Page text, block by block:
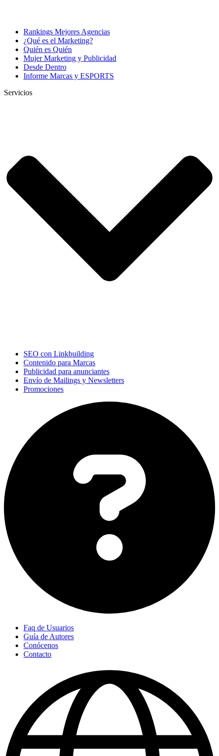
Rankings Mejores Agencias
¿Qué es el Marketing?
Quién es Quién
Mujer Marketing y Publicidad
Desde Dentro
Informe Marcas y ESPORTS
Servicios
SEO con Linkbuilding
Contenido para Marcas
Publicidad para anunciantes
Envío de Mailings y Newsletters
Promociones
Faq de Usuarios
Guía de Autores
Conócenos
Contacto